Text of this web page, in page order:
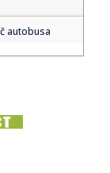
autobusa
i W16 motor
za